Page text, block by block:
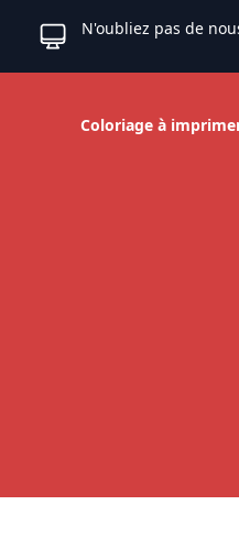
N'oubliez pas de
Coloriage à